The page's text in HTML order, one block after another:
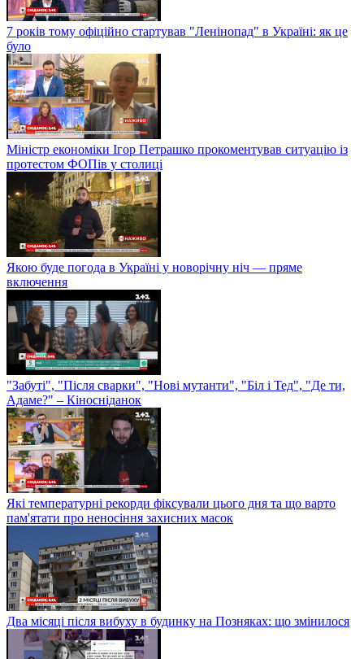
7 років тому офіційно стартував "Ленінопад" в Україні: як це
було
Міністр економіки Ігор Петрашко прокоментував ситуацію із
протестом ФОПів у столиці
Якою буде погода в Україні у новорічну ніч — пряме
включення
"Забуті", "Після сварки", "Нові мутанти", "Біл і Тед", "Де ти,
Адаме?" – Кіносніданок
Які температурні рекорди фіксували цього дня та що варто
пам'ятати про неносіння захисних масок
Два місяці після вибуху в будинку на Позняках: що змінилося